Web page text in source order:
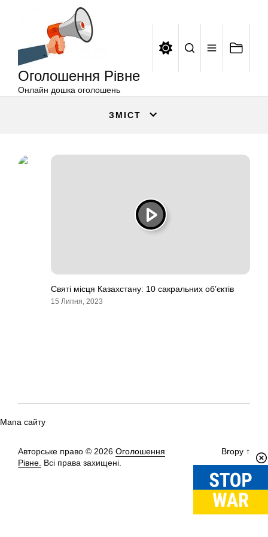
Оголошення Рівне
Онлайн дошка оголошень
ЗМІСТ
Святі місця Казахстану: 10 сакральних об’єктів
15 Липня, 2023
Мапа сайту
Авторське право © 2026 Оголошення
Рівне. Всі права захищені.
Вгору ↑